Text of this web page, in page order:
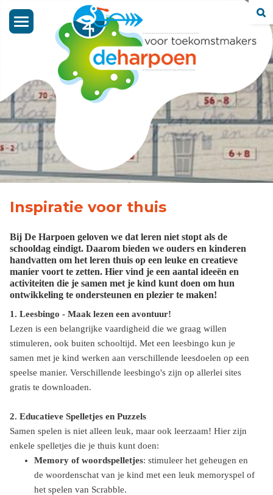
Toggle
navigation
Inspiratie voor thuis
Bij De Harpoen geloven we dat leren niet stopt als de
schooldag eindigt. Daarom bieden we ouders en kinderen
handvatten om het leren thuis op een leuke en creatieve
manier voort te zetten. Hier vind je een aantal ideeën en
activiteiten die je samen met je kind kunt doen om hun
ontwikkeling te ondersteunen en plezier te maken!
1. Leesbingo - Maak lezen een avontuur!
Lezen is een belangrijke vaardigheid die we graag willen
stimuleren, ook buiten schooltijd. Met een leesbingo kun je
samen met je kind werken aan verschillende leesdoelen op een
speelse manier. Verschillende leesbingo's zijn op allerlei sites
gratis te downloaden.
2. Educatieve Spelletjes en Puzzels
Samen spelen is niet alleen leuk, maar ook leerzaam! Hier zijn
enkele spelletjes die je thuis kunt doen:
Memory of woordspelletjes: stimuleer het geheugen en
de woordenschat van je kind met een leuk memoryspel of
het spelen van Scrabble.